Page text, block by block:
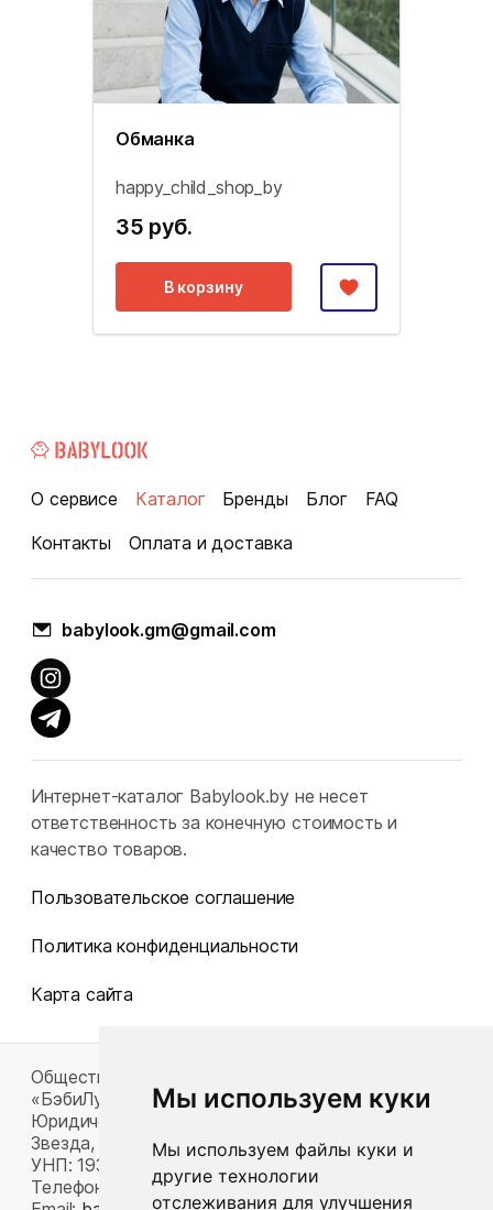
Мы используем куки
Мы используем файлы куки и
другие технологии
отслеживания для улучшения
Обманка
happy_child_shop_by
35 руб.
В корзину
О сервисе Каталог Бренды Блог
FAQ
Контакты
Оплата и доставка
babylook.gm@gmail.com
Интернет-каталог Babylook.by не несет
ответственность за конечную стоимость и
качество товаров.
Пользовательское соглашение
Политика конфиденциальности
Карта сайта
Общество с ограниченной ответственностью
«БэбиЛук»
Юридический адрес: 220117, г. Минск, пр-т Газеты
Звезда, д. 16, пом. 52
УНП: 193815124
Телефон:
+375 33 392 66 63